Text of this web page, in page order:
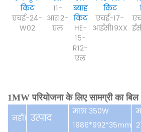
किट
एचई-24-
W02
11-
आर12-
एल
ब्याह
किट
HE-
15-
R12-
एल
किट
एचई-17-
आईसी19XX
1MW परियोजना के लिए सामग्री का बिल
नहीं। उत्पाद
मात्रा 350W
1986*992*35mm